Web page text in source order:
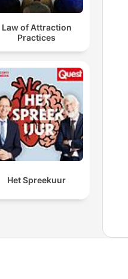
Law of Attraction
Practices
Het Spreekuur